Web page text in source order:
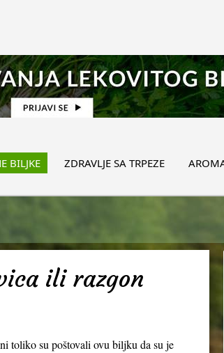
BILJKE ZDRAVLJE SA TRPEZE
ili razgon
toliko su poštovali ovu biljku da su je